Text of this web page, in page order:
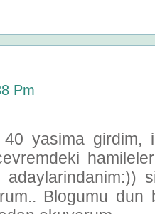
Pm
yasima girdim,
Blogumu dun